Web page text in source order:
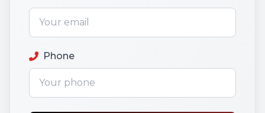
Phone